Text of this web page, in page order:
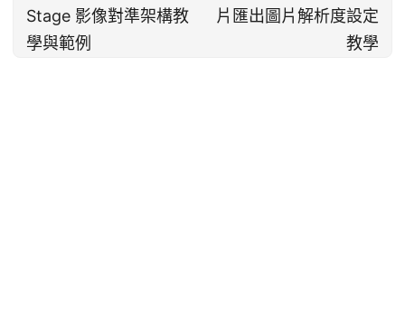
Stage 影像對準架構教
學與範例
片匯出圖片解析度設定
教學